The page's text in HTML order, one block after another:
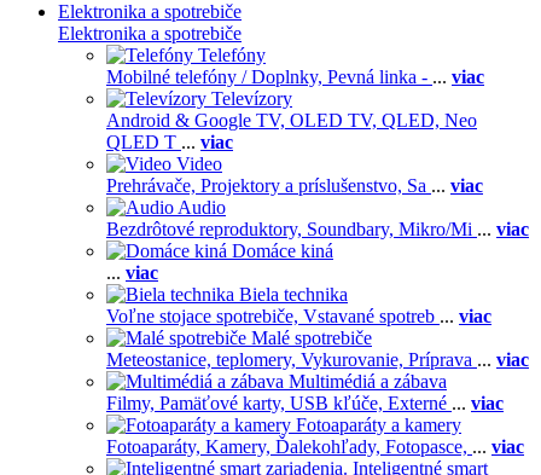
Elektronika a spotrebiče
Elektronika a spotrebiče
Telefóny
Mobilné telefóny / Doplnky, Pevná linka - ... viac
Televízory
Android & Google TV, OLED TV, QLED, Neo
QLED T ... viac
Video
Prehrávače, Projektory a príslušenstvo, Sa ... viac
Audio
Bezdrôtové reproduktory, Soundbary, Mikro/Mi ... viac
Domáce kiná
... viac
Biela technika
Voľne stojace spotrebiče, Vstavané spotreb ... viac
Malé spotrebiče
Meteostanice, teplomery, Vykurovanie, Príprava ... viac
Multimédiá a zábava
Filmy, Pamäťové karty, USB kľúče, Externé ... viac
Fotoaparáty a kamery
Fotoaparáty, Kamery, Ďalekohľady, Fotopasce, ... viac
Inteligentné smart